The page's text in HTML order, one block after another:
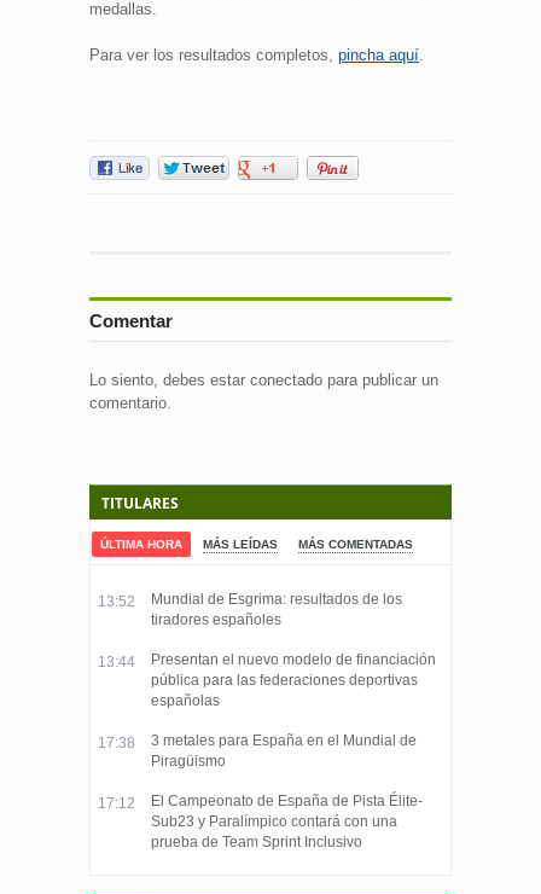
medallas.
Para ver los resultados completos, pincha aquí.
Comentar
Lo siento, debes estar conectado para publicar un
comentario.
TITULARES
ÚLTIMA HORA MÁS LEÍDAS MÁS COMENTADAS
13:52
Mundial de Esgrima: resultados de los
tiradores españoles
13:44
Presentan el nuevo modelo de financiación
pública para las federaciones deportivas
españolas
17:38
3 metales para España en el Mundial de
Piragüismo
17:12
El Campeonato de España de Pista Élite-
Sub23 y Paralímpico contará con una
prueba de Team Sprint Inclusivo